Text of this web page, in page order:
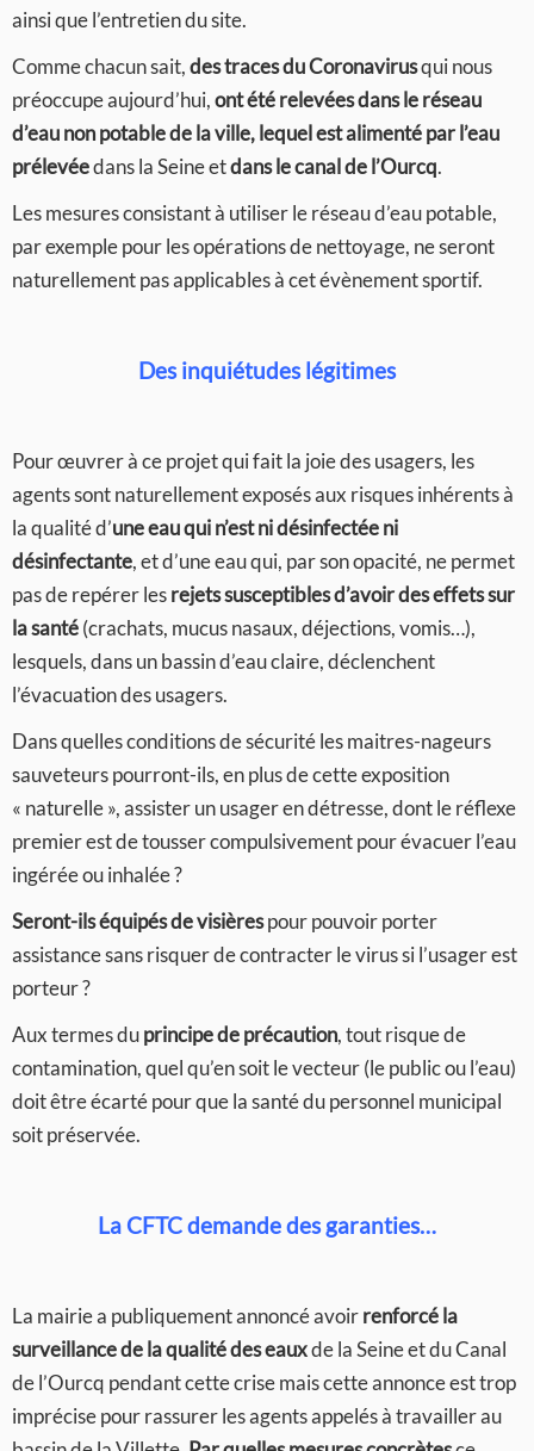
ainsi que l’entretien du site.
Comme chacun sait,des traces du Coronavirusqui nous
préoccupe aujourd’hui,ont été relevées dans le réseau
d’eau non potable de la ville, lequel est alimenté par l’eau
prélevéedans la Seine etdans le canal de l’Ourcq.
Les mesures consistant à utiliser le réseau d’eau potable,
par exemple pour les opérations de nettoyage, ne seront
naturellement pas applicables à cet évènement sportif.
Des inquiétudes légitimes
Pour œuvrer à ce projet qui fait la joie des usagers, les
agents sont naturellement exposés aux risques inhérents à
la qualité d’une eau qui n’est ni désinfectée ni
désinfectante, et d’une eau qui, par son opacité, ne permet
pas de repérer lesrejets susceptibles d’avoir des effets sur
la santé(crachats, mucus nasaux, déjections, vomis…),
lesquels, dans un bassin d’eau claire, déclenchent
l’évacuation des usagers.
Dans quelles conditions de sécurité les maitres-nageurs
sauveteurs pourront-ils, en plus de cette exposition
« naturelle », assister un usager en détresse, dont le réflexe
premier est de tousser compulsivement pour évacuer l’eau
ingérée ou inhalée ?
Seront-ils équipés de visièrespour pouvoir porter
assistance sans risquer de contracter le virus si l’usager est
porteur ?
Aux termes duprincipe de précaution, tout risque de
contamination, quel qu’en soit le vecteur (le public ou l’eau)
doit être écarté pour que la santé du personnel municipal
soit préservée.
La CFTC demande des garanties…
La mairie a publiquement annoncé avoirrenforcé la
surveillance de la qualité des eauxde la Seine et du Canal
de l’Ourcq pendant cette crise mais cette annonce est trop
imprécise pour rassurer les agents appelés à travailler au